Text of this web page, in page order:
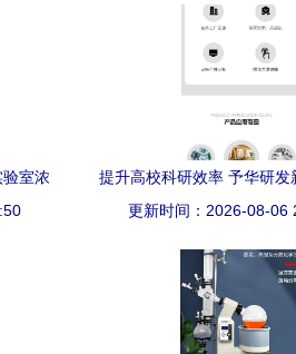
室浓
提升高校科研效率 予华研发
仪，耐用设计和交付加速同
更新时间：2026-08-06